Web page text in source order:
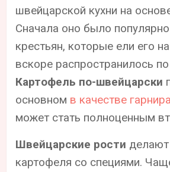
швейцарской кухни на
Сначала оно было
крестьян, которые ели его
вскоре распространилось
Картофель по-швейцарски
основном в качестве гарнира
может стать полноценным
Швейцарские рости делают
картофеля со специями.